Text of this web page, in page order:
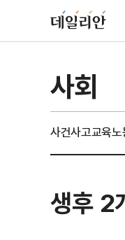
사회
사건사고교육노
생후 2